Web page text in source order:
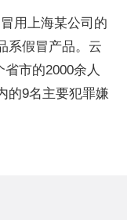
用上海某公司的
系假冒产品。云
市的2000余人
的9名主要犯罪嫌